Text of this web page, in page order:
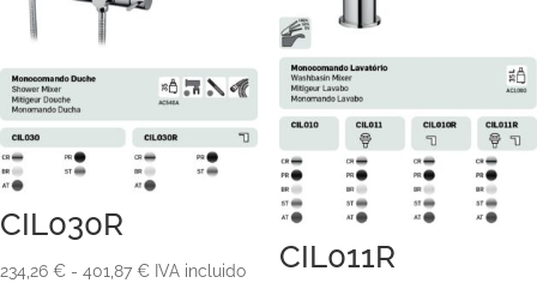
CIL030R
234,26 € - 401,87 €Rango
IVA incluido CIL011R